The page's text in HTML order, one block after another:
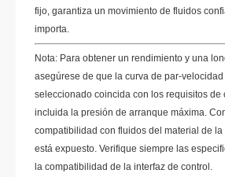
fijo, garantiza un movimiento de fluidos
importa.
Nota: Para obtener un rendimiento y una
asegúrese de que la curva de par-
seleccionado coincida con los requisitos de
incluida la presión de arranque máxima.
compatibilidad con fluidos del material de la
está expuesto. Verifique siempre las
la compatibilidad de la interfaz de control.